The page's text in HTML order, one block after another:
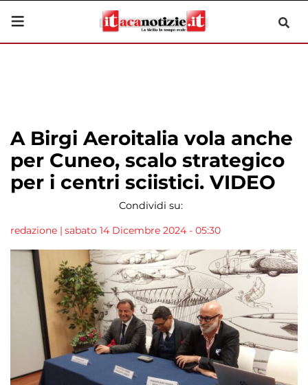
A Birgi Aeroitalia vola anche
per Cuneo, scalo strategico
per i centri sciistici. VIDEO
Condividi su:
redazione | sabato 14 Dicembre 2024 - 05:30